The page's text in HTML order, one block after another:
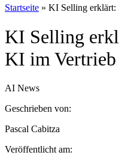
Startseite » KI Selling erklärt:
KI Selling
KI im
AI News
Geschrieben von:
Pascal Cabitza
Veröffentlicht am: